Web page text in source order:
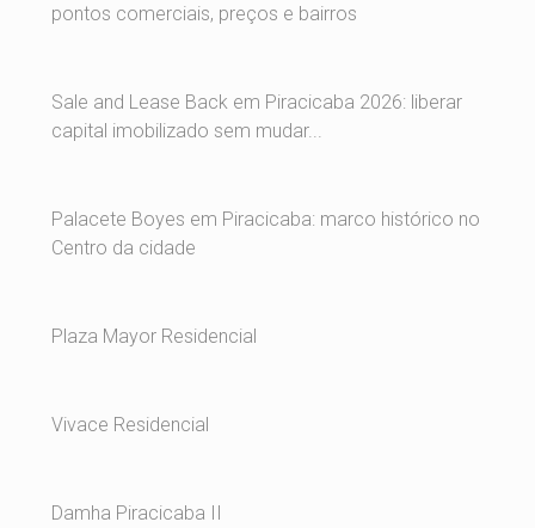
pontos comerciais, preços e bairros
Sale and Lease Back em Piracicaba 2026: liberar
capital imobilizado sem mudar...
Palacete Boyes em Piracicaba: marco histórico no
Centro da cidade
Plaza Mayor Residencial
Vivace Residencial
Damha Piracicaba II